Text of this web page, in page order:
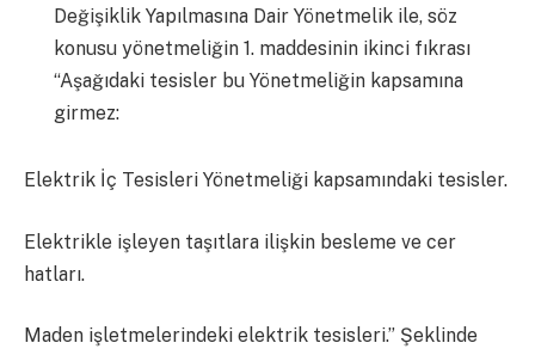
Değişiklik Yapılmasına Dair Yönetmelik ile, söz
konusu yönetmeliğin 1. maddesinin ikinci fıkrası
“Aşağıdaki tesisler bu Yönetmeliğin kapsamına
girmez:
Elektrik İç Tesisleri Yönetmeliği kapsamındaki tesisler.
Elektrikle işleyen taşıtlara ilişkin besleme ve cer
hatları.
Maden işletmelerindeki elektrik tesisleri.” Şeklinde